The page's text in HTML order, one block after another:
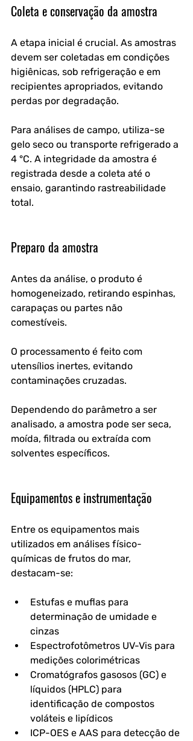
Coleta e conservação da amostra
A etapa inicial é crucial. As amostras
devem ser coletadas em condições
higiênicas, sob refrigeração e em
recipientes apropriados, evitando
perdas por degradação.
Para análises de campo, utiliza-se
gelo seco ou transporte refrigerado a
4 °C. A integridade da amostra é
registrada desde a coleta até o
ensaio, garantindo rastreabilidade
total.
Preparo da amostra
Antes da análise, o produto é
homogeneizado, retirando espinhas,
carapaças ou partes não
comestíveis.
O processamento é feito com
utensílios inertes, evitando
contaminações cruzadas.
Dependendo do parâmetro a ser
analisado, a amostra pode ser seca,
moída, filtrada ou extraída com
solventes específicos.
Equipamentos e instrumentação
Entre os equipamentos mais
utilizados em análises físico-
químicas de frutos do mar,
destacam-se:
Estufas e muflas para
determinação de umidade e
cinzas
Espectrofotômetros UV-Vis para
medições colorimétricas
Cromatógrafos gasosos (GC) e
líquidos (HPLC) para
identificação de compostos
voláteis e lipídicos
ICP-OES e AAS para detecção de